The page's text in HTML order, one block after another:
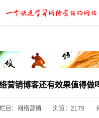
营销博客还有效果值得做
栏目： 网络营销 浏览：2179